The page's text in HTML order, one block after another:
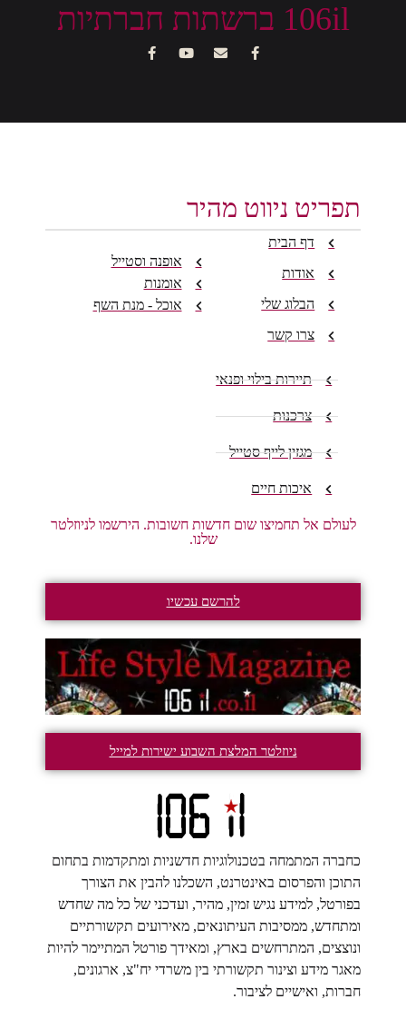
106il ברשתות חברתיות
תפריט ניווט מהיר
דף הבית
אודות
הבלוג שלי
צרו קשר
אופנה וסטייל
אומנות
אוכל - מנת השף
תיירות בילוי ופנאי
צרכנות
מגזין לייף סטייל
איכות חיים
לעולם אל תחמיצו שום חדשות חשובות. הירשמו לניוזלטר
שלנו.
להרשם עכשיו
ניוזלטר המלצת השבוע ישירות למייל
כחברה המתמחה בטכנולוגיות חדשניות ומתקדמות בתחום
התוכן והפרסום באינטרנט, השכלנו להבין את הצורך
בפורטל, למידע נגיש זמין, מהיר, ועדכני של כל מה שחדש
ומתחדש, ממסיבות העיתונאים, מאירועים תקשורתיים
ונוצצים, המתרחשים בארץ, ומאידך פורטל המתיימר להיות
מאגר מידע וצינור תקשורתי בין משרדי יח"צ, ארגונים,
חברות, ואישיים לציבור.